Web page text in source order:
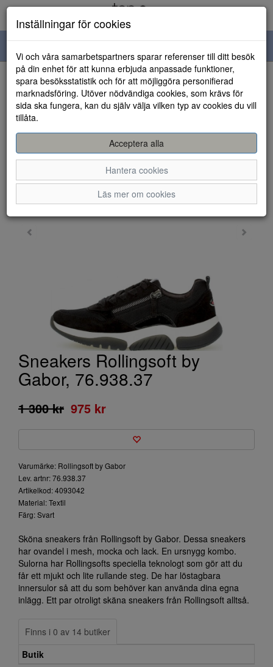
navigation
HEM
Sneakers Rollingsoft by
Gabor, 76.938.37
1 300 kr 975 kr
Varumärke: Rollingsoft by Gabor
Lev. artnr: 76.938.37
Artikelkod: 4093042
Material: Textil
Färg: Svart
Sköna sneakers från Rollingsoft by Gabor. Dessa sneakers
har ovandel i mesh, mocka och lack. En ursnygg kombo.
Sulorna har Rollingsofts speciella teknologt som gör att du
får ett mjukt och lite rullande steg. De har löstagbara
innersulor så att du som behöver kan använda dina egna
inlägg. Ett par otroligt skäna sneakers från Rollingsoft alltså.
Finns i 0 av 14 butiker
Butik
Inställningar för cookies
Vi och våra samarbetspartners sparar referenser till ditt besök
på din enhet för att kunna erbjuda anpassade funktioner,
spara besöksstatistik och för att möjliggöra personifierad
marknadsföring. Utöver nödvändiga cookies, som krävs för
sida ska fungera, kan du själv välja vilken typ av cookies du vill
tillåta.
Acceptera alla
Hantera cookies
Läs mer om cookies